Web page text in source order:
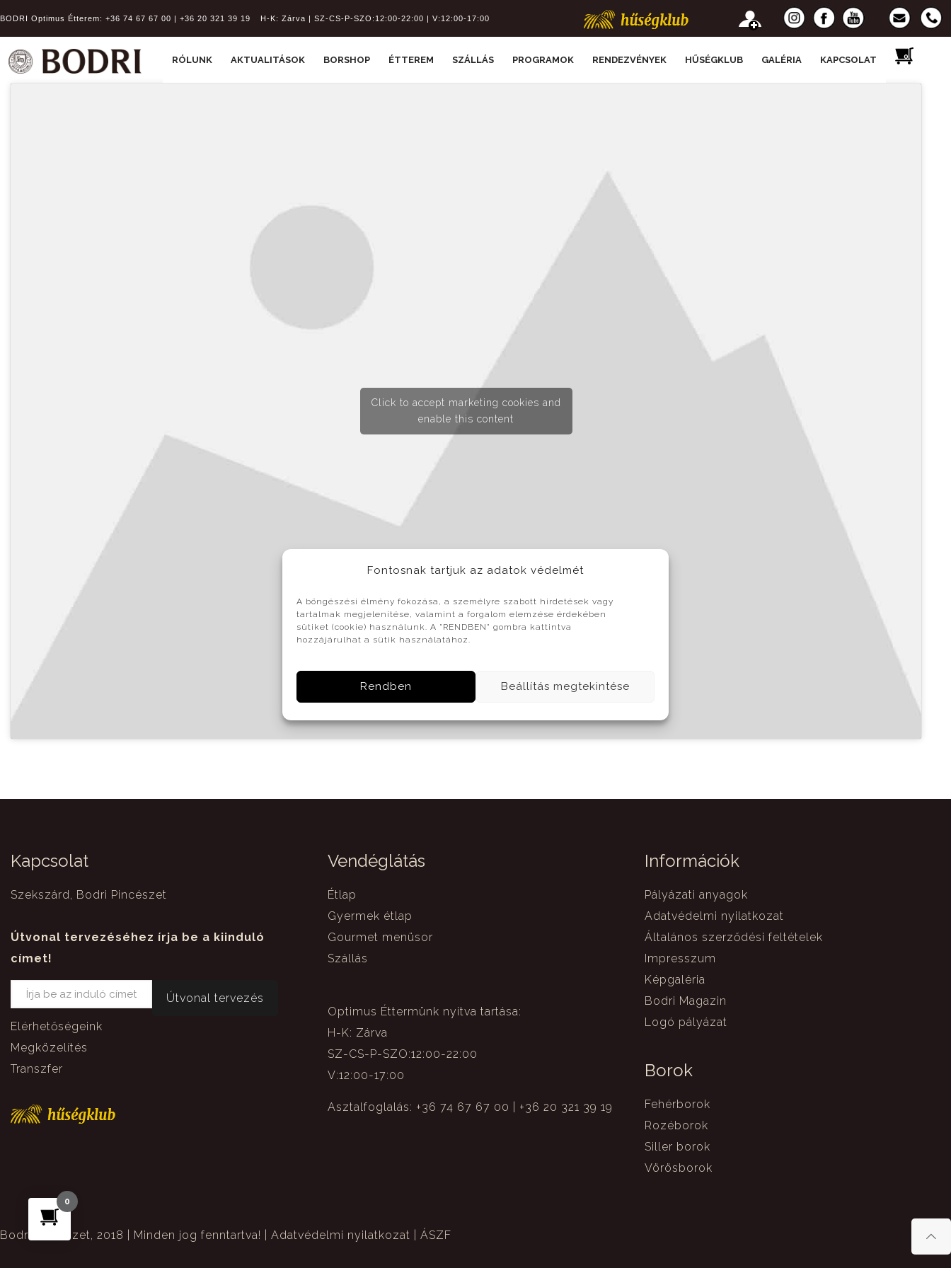
Fontosnak tartjuk az adatok védelmét
A böngészési élmény fokozása, a személyre szabott hirdetések vagy
tartalmak megjelenítése, valamint a forgalom elemzése érdekében
sütiket (cookie) használunk. A "RENDBEN" gombra kattintva
hozzájárulhat a sütik használatához.
Rendben Beállítás megtekintése
BODRI Optimus Étterem: +36 74 67 67 00 | +36 20 321 39 19 H-K: Zárva | SZ-CS-P-SZO:12:00-22:00 | V:12:00-17:00
RÓLUNK AKTUALITÁSOK BORSHOP ÉTTEREM SZÁLLÁS PROGRAMOK RENDEZVÉNYEK HŰSÉGKLUB GALÉRIA KAPCSOLAT
Click to accept marketing cookies and
enable this content
Kapcsolat
Szekszárd, Bodri Pincészet
Útvonal tervezéséhez írja be a kiinduló
címet!
Elérhetőségeink
Megközelítés
Transzfer
Vendéglátás
Étlap
Gyermek étlap
Gourmet menüsor
Szállás
Optimus Éttermünk nyitva tartása:
H-K: Zárva
SZ-CS-P-SZO:12:00-22:00
V:12:00-17:00
Asztalfoglalás: +36 74 67 67 00 | +36 20 321 39 19
Információk
Pályázati anyagok
Adatvédelmi nyilatkozat
Általános szerződési feltételek
Impresszum
Képgaléria
Bodri Magazin
Logó pályázat
Borok
Fehérborok
Rozéborok
Siller borok
Vörösborok
Bodri Pincészet, 2018 | Minden jog fenntartva! | Adatvédelmi nyilatkozat ÁSZF
0